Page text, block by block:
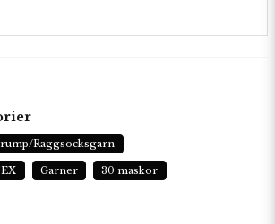
Raggsocksgarn
Garner 30 maskor